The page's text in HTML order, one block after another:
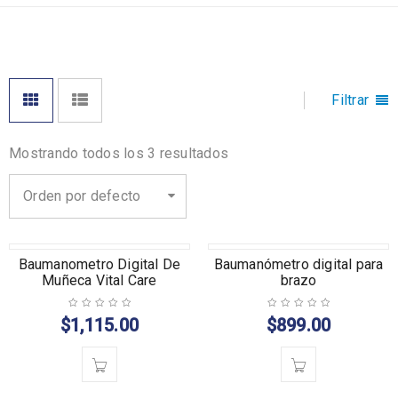
Filtrar
Mostrando todos los 3 resultados
Orden por defecto
Baumanometro Digital De
Muñeca Vital Care
$1,115.00
Baumanómetro digital para
brazo
$899.00